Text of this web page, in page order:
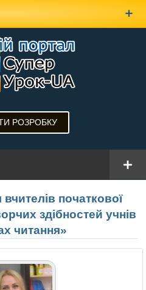
РОЗРОБКУ
початкової
здібностей учнів
читання»